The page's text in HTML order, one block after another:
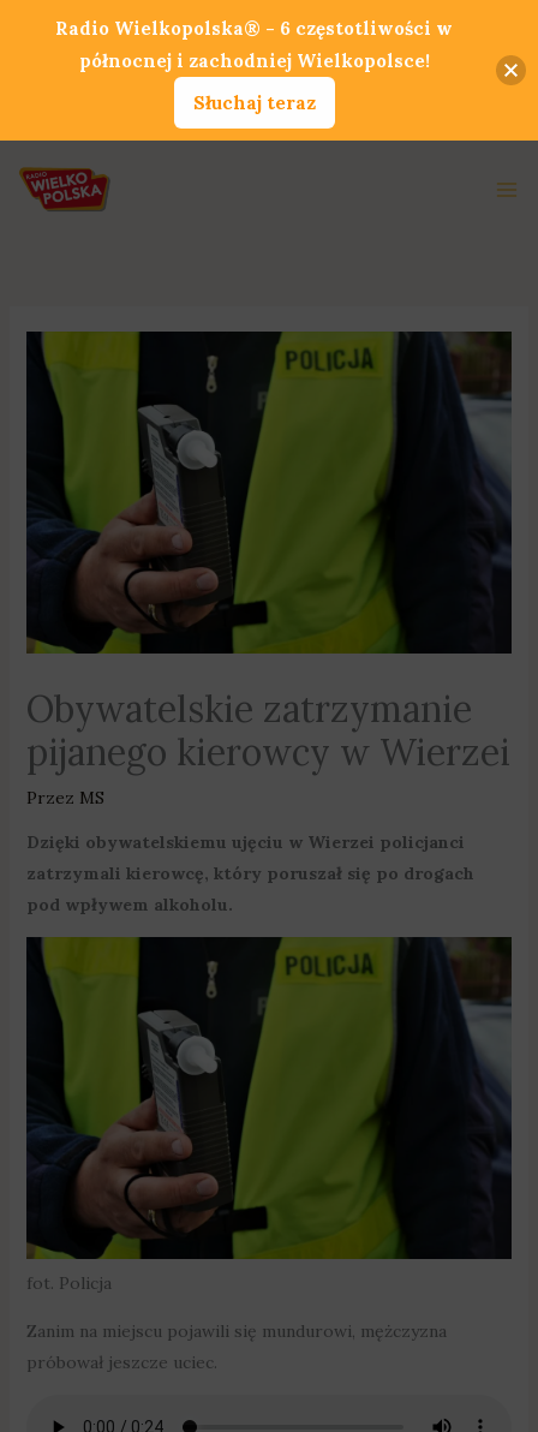
Obywatelskie zatrzymanie
pijanego kierowcy w Wierzei
Przez MS
Dzięki obywatelskiemu ujęciu w Wierzei policjanci
zatrzymali kierowcę, który poruszał się po drogach
pod wpływem alkoholu.
fot. Policja
Zanim na miejscu pojawili się mundurowi, mężczyzna
próbował jeszcze uciec.
Radio Wielkopolska® - 6 częstotliwości w
północnej i zachodniej Wielkopolsce!
Słuchaj teraz